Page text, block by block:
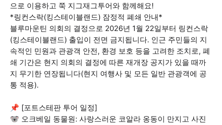
으로 이용하고 쭉 지그재그투어와 함께해요!
*링컨스락(킹스테이블랜드) 잠정적 폐쇄 안내*
블루마운틴 의회의 결정으로 2026년 1월 22일부터 링컨스락
(킹스테이블랜드) 출입이 전면 금지됩니다. 인근 주민들의 지
속적인 민원과 관광객 안전, 환경 보호 등을 고려한 조치로, 폐
쇄 기간은 현지 의회의 결정에 따른 재개장 공지가 있을 때까
지 무기한 연장됩니다(현지 여행사 및 모든 일반 관광객에 공
통 적용).
📌 [포트스테판 투어 일정]
🐨 오크베일 동물원: 사랑스러운 코알라 옹동이 만지고 사진